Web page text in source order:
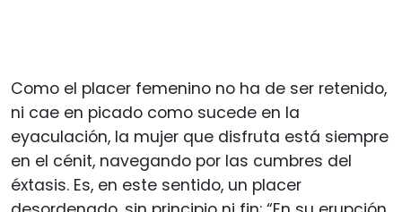
Como el placer femenino no ha de ser retenido,
ni cae en picado como sucede en la
eyaculación, la mujer que disfruta está siempre
en el cénit, navegando por las cumbres del
éxtasis. Es, en este sentido, un placer